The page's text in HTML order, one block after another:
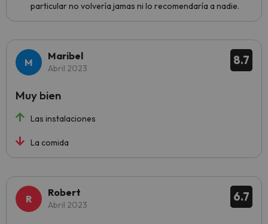
particular no volvería jamas ni lo recomendaría a nadie.
8.7
Maribel
Abril 2023
Las instalaciones
La comida
Muy bien
6.7
Robert
Abril 2023